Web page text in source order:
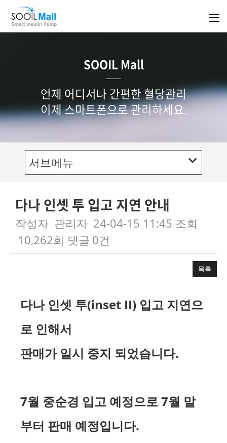
SOOIL Mall
언제 어디서나 간편한 혈당관리
이제 스마트폰으로 관리하세요.
서브메뉴
다나 인셋 투 입고 지연 안내
작성자 관리자 24-04-15 11:45 조회
10,262회 댓글 0건
목록
다나 인셋 투(inset II) 입고 지연으
로 인해서
판매가 일시 중지 되었습니다.
7월 중순경 입고 예정으로 7월 말
부터 판매 예정입니다.